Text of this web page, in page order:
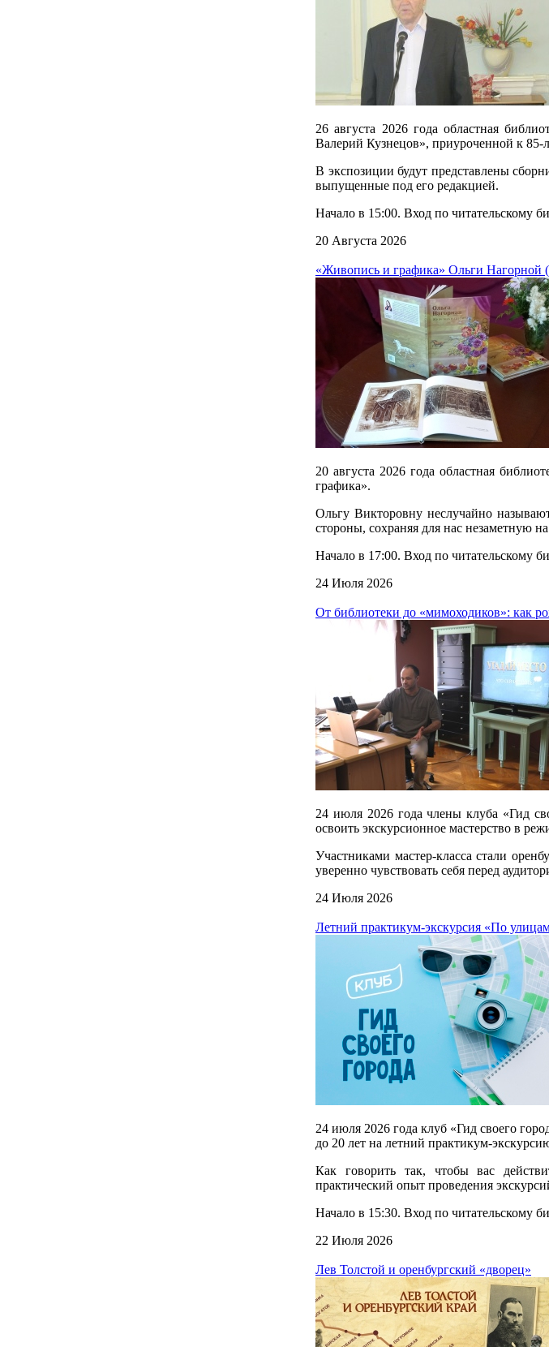
26 августа 2026 года областная
Валерий Кузнецов», приуроченной к 85-
В экспозиции будут представлены
выпущенные под его редакцией.
Начало в 15:00. Вход по читательскому
20 Августа 2026
«Живопись и графика» Ольги Нагорной
20 августа 2026 года областная
графика».
Ольгу Викторовну неслучайно
стороны, сохраняя для нас незаметную
Начало в 17:00. Вход по читательскому
24 Июля 2026
От библиотеки до «мимоходиков»: как
24 июля 2026 года члены клуба «Гид
освоить экскурсионное мастерство в
Участниками мастер-класса стали
уверенно чувствовать себя перед
24 Июля 2026
Летний практикум-экскурсия «По
24 июля 2026 года клуб «Гид своего
до 20 лет на летний практикум-
Как говорить так, чтобы вас
практический опыт проведения
Начало в 15:30. Вход по читательскому
22 Июля 2026
Лев Толстой и оренбургский «дворец»